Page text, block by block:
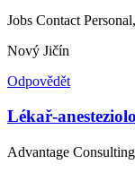
Jobs Contact
Nový Jičín
Odpovědět
Lékař-
Advantage